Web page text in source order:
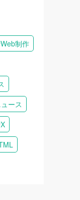
Web制作
ース
X